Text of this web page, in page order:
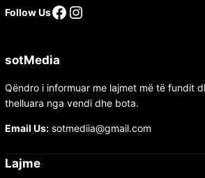
Follow UsFacebook
Instagram
sotMedia
Qëndro i informuar me lajmet më të fundit
thelluara nga vendi dhe bota.
Email Us:sotmediia@gmail.com
Lajme